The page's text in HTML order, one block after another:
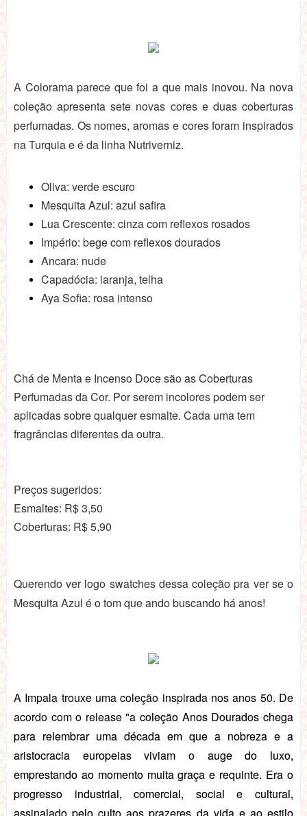
A Colorama parece que foi a que mais inovou. Na nova
coleção apresenta sete novas cores e duas coberturas
perfumadas. Os nomes, aromas e cores foram inspirados
na Turquia e é da linha Nutriverniz.
Oliva: verde escuro
Mesquita Azul: azul safira
Lua Crescente: cinza com reflexos rosados
Império: bege com reflexos dourados
Ancara: nude
Capadócia: laranja, telha
Aya Sofia: rosa intenso
Chá de Menta e Incenso Doce são as Coberturas
Perfumadas da Cor. Por serem incolores podem ser
aplicadas sobre qualquer esmalte. Cada uma tem
fragrâncias diferentes da outra.
Preços sugeridos:
Esmaltes: R$ 3,50
Coberturas: R$ 5,90
Querendo ver logo swatches dessa coleção pra ver se o
Mesquita Azul é o tom que ando buscando há anos!
A Impala trouxe uma coleção inspirada nos anos 50. De
acordo com o release "acoleção Anos Dourados chega
para relembrar uma década em que a nobreza e a
aristocracia europeias viviam o auge do luxo,
emprestando ao momento muita graça e requinte. Era o
progresso industrial, comercial, social e cultural,